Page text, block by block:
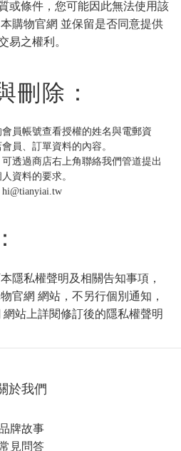
或條件，您可能因此無法使用該
購物官網 並保留是否同意提供
易之權利。
刪除：
員帳號查看授權的姓名與電郵資
員、訂單資料的內容。
透過商店右上角聯絡我們管道提出
資料的要求。
hi@tianyiai.tw
隱私權聲明及相關告知事項，
官網 網站，不另行個別通知，
站上詳閱修訂後的隱私權聲明
於我們
牌故事
見問答